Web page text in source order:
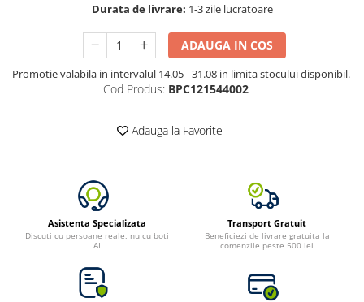
Durata de livrare: 1-3 zile lucratoare
ADAUGA IN COS
Promotie valabila in intervalul 14.05 - 31.08 in limita stocului disponibil.
Cod Produs: BPC121544002
Adauga la Favorite
Asistenta Specializata
Discuti cu persoane reale, nu cu boti
AI
Transport Gratuit
Beneficiezi de livrare gratuita la
comenzile peste 500 lei